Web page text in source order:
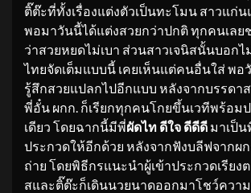
ติ๊ต๊ะที่ทั้งเรื่องแต่งตัวเป็นทะโมน สาวแก่น
พอมาวันนี้ได้แต่งสวยกว่าปกติ ทุกคนเลย
ว่าสวยหยดไม่เบา ส่วนสาวเจนิสนั้นบอก
ไทยจัดเต็มแบบนี้ เคยเห็นแต่คนอื่นใส่ พอ
รู้สึกสวยแปลกไปอีกแบบ หลังจากบรรดา
พี่อั๋น ผกก. ก็เรียกทุกคนโกยขึ้นเวทีพร้อม
เดียว โดยฉากนี้มีพี่ผัดไท ดีใจ ดีดีดี มาเป็
ประกวดให้อีกด้วย หลังจากฟังบลีฟจากผ
ถ่าย โดยพิธีกรแนะนำผู้เข้าประกวดเรียง
สและติ๊ต๊ะก็เดินนวยนาดออกมาโชว์ควา